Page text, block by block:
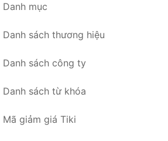
Danh mục
Danh sách thương hiệu
Danh sách công ty
Danh sách từ khóa
Mã giảm giá Tiki